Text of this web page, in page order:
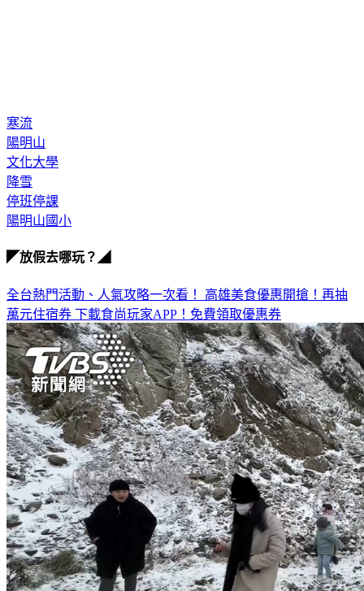
寒流
陽明山
文化大學
降雪
停班停課
陽明山國小
◤放假去哪玩？◢
全台熱門活動、人氣攻略一次看！ 高雄美食優惠開搶！再抽
萬元住宿券 下載食尚玩家APP！免費領取優惠券